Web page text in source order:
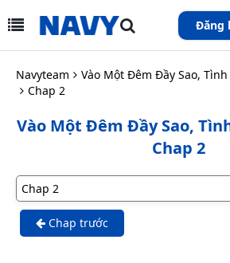
Đăng
Navyteam
Vào Một Đêm Đầy Sao,
Chap 2
Vào Một Đêm Đầy Sao,
Chap 2
Chap trước